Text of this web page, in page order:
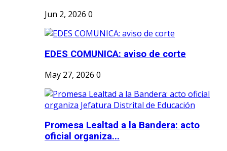
Jun 2, 2026 0
EDES COMUNICA: aviso de corte
May 27, 2026 0
Promesa Lealtad a la Bandera: acto
oficial organiza...